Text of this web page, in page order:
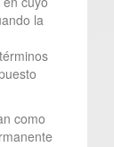
la
como